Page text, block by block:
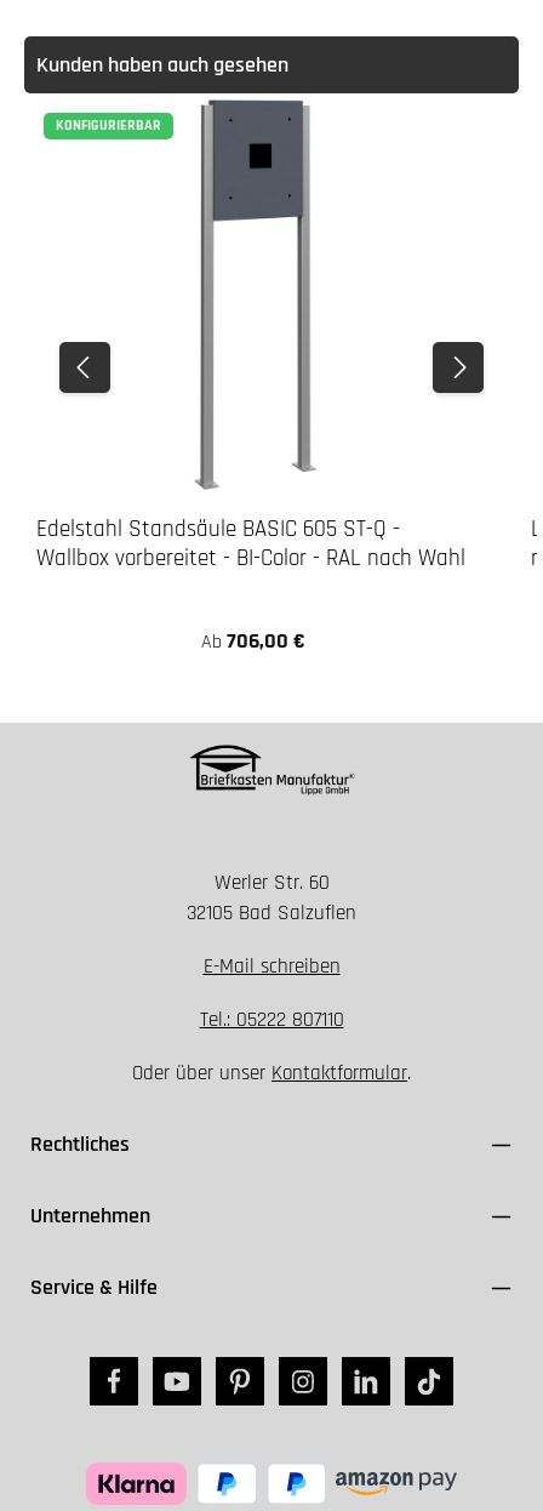
Kunden haben auch gesehen
KONFIGURIERBAR
Edelstahl Standsäule BASIC 605 ST-Q -
Wallbox vorbereitet - BI-Color - RAL nach Wahl
Ab 706,00 €
Werler Str. 60
32105 Bad Salzuflen
E-Mail schreiben
Tel.: 05222 807110
Oder über unser Kontaktformular.
Rechtliches
Unternehmen
Service & Hilfe